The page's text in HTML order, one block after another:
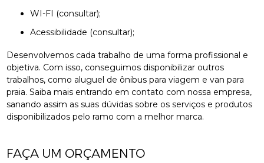
WI-FI (consultar);
Acessibilidade (consultar);
Desenvolvemos cada trabalho de uma forma profissional e
objetiva. Com isso, conseguimos disponibilizar outros
trabalhos, como aluguel de ônibus para viagem e van para
praia. Saiba mais entrando em contato com nossa empresa,
sanando assim as suas dúvidas sobre os serviços e produtos
disponibilizados pelo ramo com a melhor marca.
FAÇA UM ORÇAMENTO